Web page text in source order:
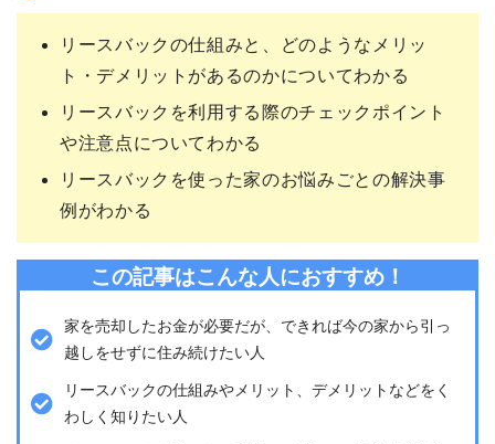
リースバックの仕組みと、どのようなメリッ
ト・デメリットがあるのかについてわかる
リースバックを利用する際のチェックポイント
や注意点についてわかる
リースバックを使った家のお悩みごとの解決事
例がわかる
この記事はこんな人におすすめ！
家を売却したお金が必要だが、できれば今の家から引っ
越しをせずに住み続けたい人
リースバックの仕組みやメリット、デメリットなどをく
わしく知りたい人